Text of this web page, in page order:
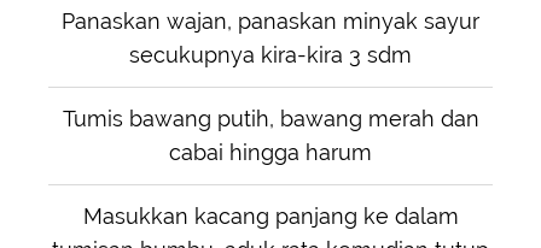
Panaskan wajan, panaskan minyak sayur
secukupnya kira-kira 3 sdm
Tumis bawang putih, bawang merah dan
cabai hingga harum
Masukkan kacang panjang ke dalam